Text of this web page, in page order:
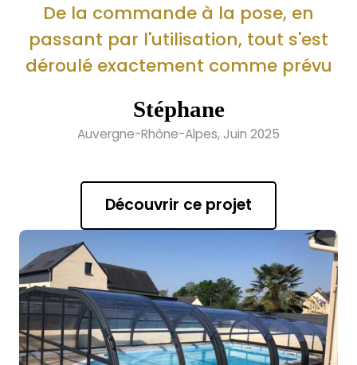
De la commande à la pose, en
passant par l'utilisation, tout s'est
déroulé exactement comme prévu
Stéphane
Auvergne-Rhône-Alpes, Juin 2025
Découvrir ce projet